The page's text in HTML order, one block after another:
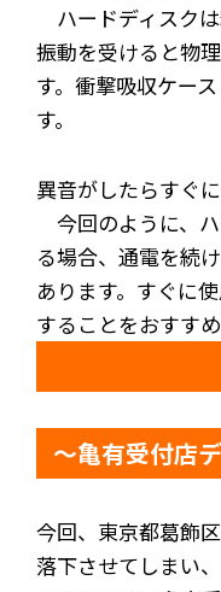
ハードディスク
振動を受けると物
す。 衝撃吸収ケース
す。
異音がしたらすぐ
今回のように、
る場合、通電を続
あります。すぐに
することをおすすめ
～亀有受付店
今回、東京都葛飾
落下させてしまい